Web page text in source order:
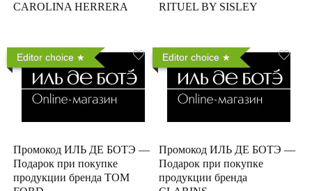
CAROLINA HERRERA
RITUEL BY SISLEY
Editor choice
Промокод ИЛЬ ДЕ БОТЭ —
Подарок при покупке
продукции бренда TOM
Editor choice
Промокод ИЛЬ ДЕ БОТЭ —
Подарок при покупке
продукции бренда